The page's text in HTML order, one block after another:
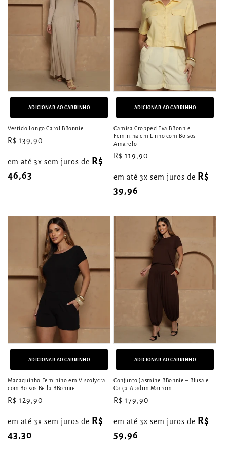
Vestido Longo Carol BBonnie
Preço
R$ 139,90
em até 3x sem juros de R$
46,63
ADICIONAR AO CARRINHO
Camisa Cropped Eva BBonnie
Feminina em Linho com Bolsos
Amarelo
Preço
R$ 119,90
em até 3x sem juros de R$
39,96
ADICIONAR AO CARRINHO
Macaquinho Feminino em Viscolycra
com Bolsos Bella BBonnie
Preço
R$ 129,90
em até 3x sem juros de R$
43,30
ADICIONAR AO CARRINHO
Conjunto Jasmine BBonnie – Blusa e
Calça Aladim Marrom
Preço
R$ 179,90
em até 3x sem juros de R$
59,96
ADICIONAR AO CARRINHO